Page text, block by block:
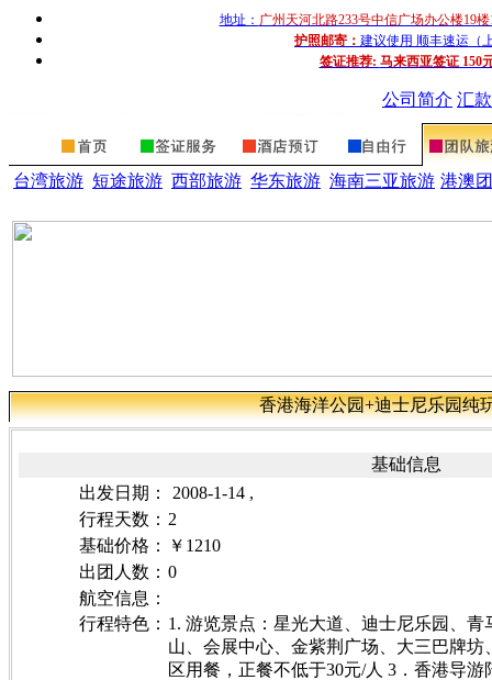
地址： 广州天河北路233号中信广场办公楼19
护照邮寄： 建议使用 顺丰速运（
签证推荐: 马来西亚签证 150
公司简介 汇
台湾旅游 短途旅游 西部旅游 华东旅游 海南三亚旅游 港澳
香港海洋公园+迪士尼乐园纯
基础信息
出发日期 ：
2008-1-14 ,
行程天数： 2
基础价格 ：
￥1210
出团人数 ： 0
航空信息：
行程特色： 1. 游览景点：星光大道、迪士尼乐园、
山、会展中心、金紫荆广场、大三巴牌
区用餐，正餐不低于30元/人 3．香港导